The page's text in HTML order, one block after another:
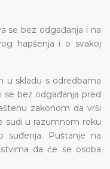
se bez odgađanja i na
hapšenja i o svakoj
u skladu s odredbama
se bez odgađanja pred
zakonom da vrši
sudi u razumnom roku
Puštanje na
da će se osoba